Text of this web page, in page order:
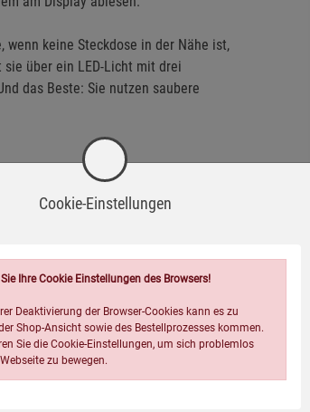
wenn keine Steckdose in der Nähe ist,
über ein LED-Licht mit drei
das Beste: Sie nutzen saubere
Cookie-Einstellungen
Ihre Cookie Einstellungen des Browsers!
Deaktivierung der Browser-Cookies kann es zu
Shop-Ansicht sowie des Bestellprozesses kommen.
Sie die Cookie-Einstellungen, um sich problemlos
zu bewegen.